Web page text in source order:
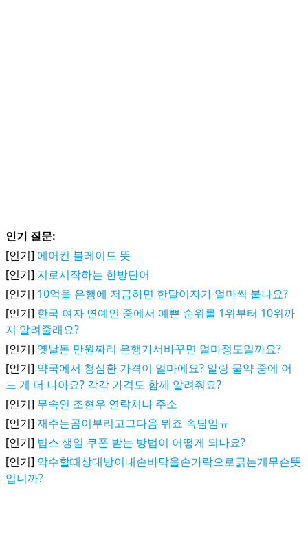
인기 질문:
[인기] 에어컨 블레이드 뜻
[인기] 지로시작하는 한방단어
[인기] 10억을 은행에 저금하면 한달이자가 얼마씩 붙나요?
[인기] 한국 여자 연예인 중에서 예쁜 순위를 1위부터 10위까
지 알려줄래요?
[인기] 옛날돈 만원짜리 은행가서바꾸면 얼마정도일까요?
[인기] 약국에서 청심환 가격이 얼마에요? 알랑 물약 중에 어
느 게 더 나아요? 각각 가격도 함께 알려줘요?
[인기] 무속인 조현우 연락처나 주소
[인기] 재주는곰이부리고그다음 뭐죠 속담임ㅠ
[인기] 빕스 생일 쿠폰 받는 방법이 어떻게 되나요?
[인기] 악수할때상대방이내손바닥을손가락으로긁는게무슨뜻
입니까?